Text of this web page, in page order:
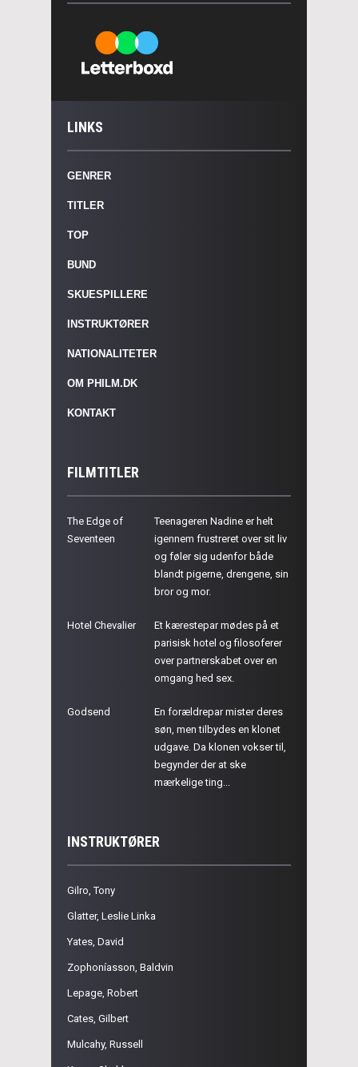
LINKS
GENRER
TITLER
TOP
BUND
SKUESPILLERE
INSTRUKTØRER
NATIONALITETER
OM PHILM.DK
KONTAKT
FILMTITLER
The Edge of
Seventeen
Teenageren Nadine er helt
igennem frustreret over sit liv
og føler sig udenfor både
blandt pigerne, drengene, sin
bror og mor.
Hotel Chevalier
Et kærestepar mødes på et
parisisk hotel og filosoferer
over partnerskabet over en
omgang hed sex.
Godsend
En forældrepar mister deres
søn, men tilbydes en klonet
udgave. Da klonen vokser til,
begynder der at ske
mærkelige ting...
INSTRUKTØRER
Gilro, Tony
Glatter, Leslie Linka
Yates, David
Zophoníasson, Baldvin
Lepage, Robert
Cates, Gilbert
Mulcahy, Russell